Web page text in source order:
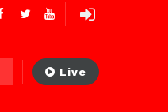
Live